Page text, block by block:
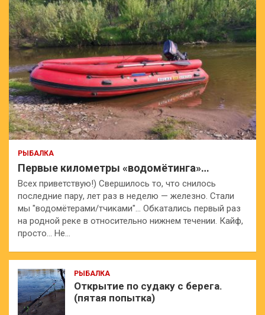
РЫБАЛКА
Первые километры «водомётинга»…
Всех приветствую!) Свершилось то, что снилось
последние пару, лет раз в неделю — железно. Стали
мы "водомётерами/тчиками"… Обкатались первый раз
на родной реке в относительно нижнем течении. Кайф,
просто… Не…
РЫБАЛКА
Открытие по судаку с берега.
(пятая попытка)